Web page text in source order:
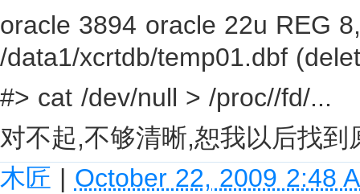
oracle 3894 oracle 22u REG
/data1/xcrtdb/temp01.dbf
#> cat /dev/null > /proc//fd/...
对不起,不够清晰,恕我以后找到
木匠 | October 22, 2009 2:48